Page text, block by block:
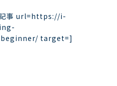
事 url=https://i-
target=]